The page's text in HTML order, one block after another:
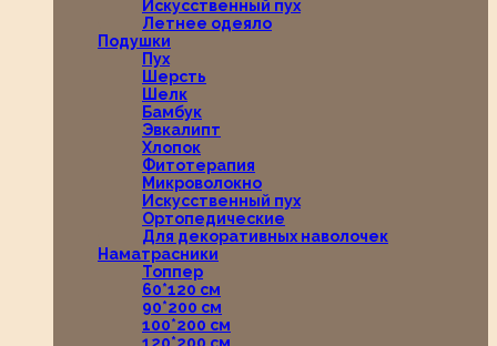
Искусственный пух
Летнее одеяло
Подушки
Пух
Шерсть
Шелк
Бамбук
Эвкалипт
Хлопок
Фитотерапия
Микроволокно
Искусственный пух
Ортопедические
Для декоративных наволочек
Наматрасники
Топпер
60*120 см
90*200 см
100*200 см